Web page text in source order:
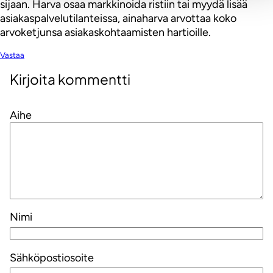
sijaan. Harva osaa markkinoida ristiin tai myydä lisää
asiakaspalvelutilanteissa, ainaharva arvottaa koko
arvoketjunsa asiakaskohtaamisten hartioille.
Vastaa
Kirjoita kommentti
Aihe
Nimi
Sähköpostiosoite